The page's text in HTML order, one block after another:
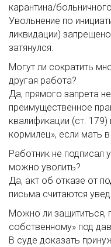
карантина/
Увольнение по
ликвидации)
затянулся.
Могут ли сократить
другая работа?
Да, прямого запрета
преимущественное
квалификации (ст. 179)
кормилец», если мать в
Работник не
можно уволить?
Да, акт об отказе от
письма считаются
Можно ли защититься,
собственному» под
В суде доказать